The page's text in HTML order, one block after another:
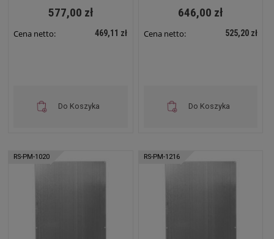
577,00 zł
Cena netto: 469,11 zł
Do Koszyka
646,00 zł
Cena netto: 525,20 zł
Do Koszyka
RS-PM-1020 RS-PM-1216